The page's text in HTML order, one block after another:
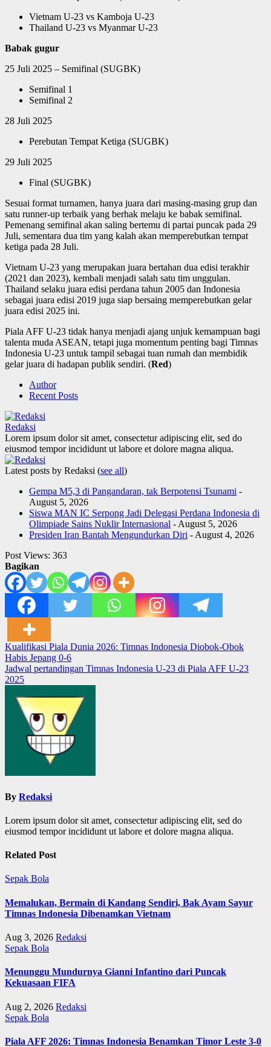
Vietnam U-23 vs Kamboja U-23
Thailand U-23 vs Myanmar U-23
Babak gugur
25 Juli 2025 – Semifinal (SUGBK)
Semifinal 1
Semifinal 2
28 Juli 2025
Perebutan Tempat Ketiga (SUGBK)
29 Juli 2025
Final (SUGBK)
Sesuai format turnamen, hanya juara dari masing-masing grup dan
satu runner-up terbaik yang berhak melaju ke babak semifinal.
Pemenang semifinal akan saling bertemu di partai puncak pada 29
Juli, sementara dua tim yang kalah akan memperebutkan tempat
ketiga pada 28 Juli.
Vietnam U-23 yang merupakan juara bertahan dua edisi terakhir
(2021 dan 2023), kembali menjadi salah satu tim unggulan.
Thailand selaku juara edisi perdana tahun 2005 dan Indonesia
sebagai juara edisi 2019 juga siap bersaing memperebutkan gelar
juara edisi 2025 ini.
Piala AFF U-23 tidak hanya menjadi ajang unjuk kemampuan bagi
talenta muda ASEAN, tetapi juga momentum penting bagi Timnas
Indonesia U-23 untuk tampil sebagai tuan rumah dan membidik
gelar juara di hadapan publik sendiri. (Red)
Author
Recent Posts
Redaksi
Lorem ipsum dolor sit amet, consectetur adipiscing elit, sed do
eiusmod tempor incididunt ut labore et dolore magna aliqua.
Latest posts by Redaksi (see all)
Gempa M5,3 di Pangandaran, tak Berpotensi Tsunami -
August 5, 2026
Siswa MAN IC Serpong Jadi Delegasi Perdana Indonesia di
Olimpiade Sains Nuklir Internasional - August 5, 2026
Presiden Iran Bantah Mengundurkan Diri - August 4, 2026
Post Views: 363
Bagikan
Post
navigation
Kualifikasi Piala Dunia 2026: Timnas Indonesia Diobok-Obok
Habis Jepang 0-6
Jadwal pertandingan Timnas Indonesia U-23 di Piala AFF U-23
2025
By Redaksi
Lorem ipsum dolor sit amet, consectetur adipiscing elit, sed do
eiusmod tempor incididunt ut labore et dolore magna aliqua.
Related Post
Sepak Bola
Memalukan, Bermain di Kandang Sendiri, Bak Ayam Sayur
Timnas Indonesia Dibenamkan Vietnam
Aug 3, 2026 Redaksi
Sepak Bola
Menunggu Mundurnya Gianni Infantino dari Puncak
Kekuasaan FIFA
Aug 2, 2026 Redaksi
Sepak Bola
Piala AFF 2026: Timnas Indonesia Benamkan Timor Leste 3-0